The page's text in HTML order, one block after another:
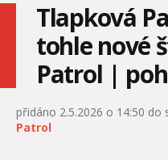
Tlapková
tohle nové
Patrol |
přidáno 2.5.2026 o 14:50 do
Patrol